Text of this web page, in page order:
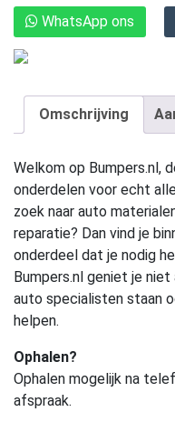
WhatsApp ons
Omschrijving
Welkom op Bumpers.nl,
onderdelen voor echt
zoek naar auto
reparatie? Dan vind je
onderdeel dat je nodig
Bumpers.nl geniet je
auto specialisten staan
helpen.
Ophalen?
Ophalen mogelijk na
afspraak.